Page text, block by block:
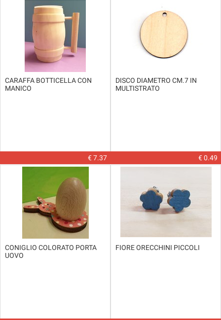
CARAFFA BOTTICELLA CON
MANICO
€ 7.37
DISCO DIAMETRO CM.7 IN
MULTISTRATO
€ 0.49
CONIGLIO COLORATO PORTA
UOVO
FIORE ORECCHINI PICCOLI